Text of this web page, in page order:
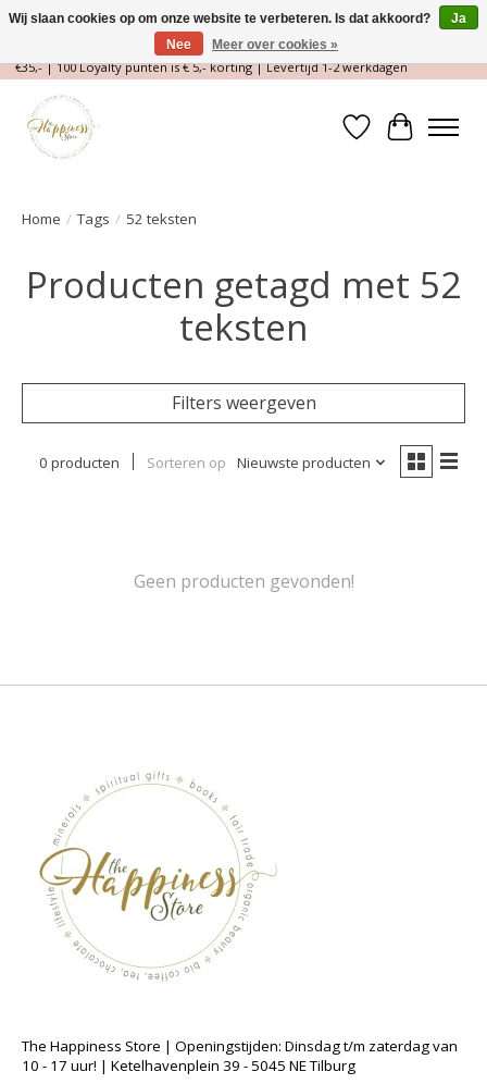
Magische Conceptstore, Edelstenen & Spirituele winkel | Gratis verzending >
€35,- | 100 Loyalty punten is € 5,- korting | Levertijd 1-2 werkdagen
Verlanglijst
Home / Tags / 52 teksten
Producten getagd met 52
teksten
Filters weergeven
0 producten Sorteren op Nieuwste producten
Geen producten gevonden!
The Happiness Store | Openingstijden: Dinsdag t/m zaterdag van
10 - 17 uur! | Ketelhavenplein 39 - 5045 NE Tilburg
Wij slaan cookies op om onze website te verbeteren. Is dat akkoord?
Ja
Nee
Meer over cookies »